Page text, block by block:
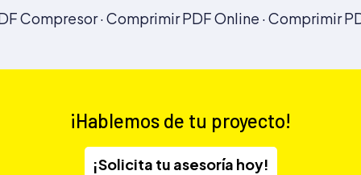
Compresor · Comprimir PDF Online · Comprimir
¡Hablemos de tu proyecto!
¡Solicita tu asesoría hoy!